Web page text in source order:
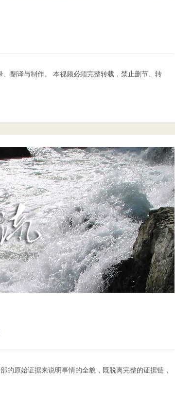
翻译与制作。 本视频必须完整转载，禁止删节、转
的原始证据来说明事情的全貌，既脱离完整的证据链，